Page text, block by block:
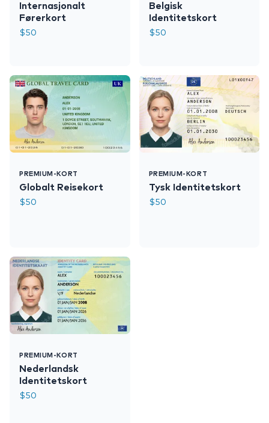
Internasjonalt
Førerkort
$50
PREMIUM-KORT
Globalt Reisekort
$50
Belgisk
Identitetskort
$50
PREMIUM-KORT
Tysk Identitetskort
$50
PREMIUM-KORT
Nederlandsk
Identitetskort
$50